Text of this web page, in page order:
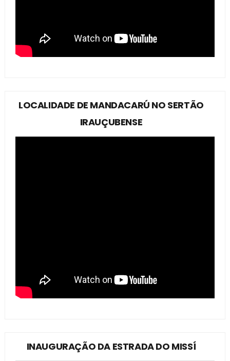
LOCALIDADE DE MANDACARÚ NO SERTÃO
IRAUÇUBENSE
INAUGURAÇÃO DA ESTRADA DO MISSÍ